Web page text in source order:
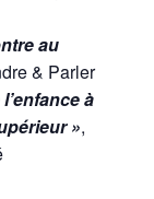
au
& Parler
à
»,